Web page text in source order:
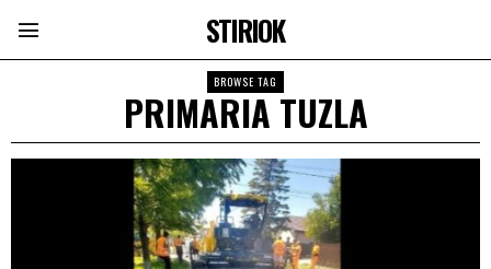
STIRIOK
BROWSE TAG
PRIMARIA TUZLA